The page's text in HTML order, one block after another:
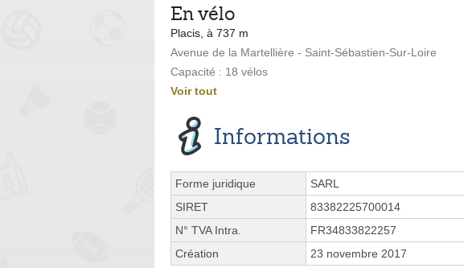
En vélo
Placis, à 737 m
Avenue de la Martellière - Saint-Sébastien-Sur-Loire
Capacité : 18 vélos
Voir tout
Informations
Forme juridique
SARL
SIRET
83382225700014
N° TVA Intra.
FR34833822257
Création
23 novembre 2017